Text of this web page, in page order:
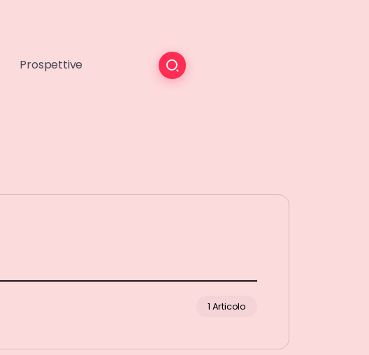
Prospettive
1 Articolo